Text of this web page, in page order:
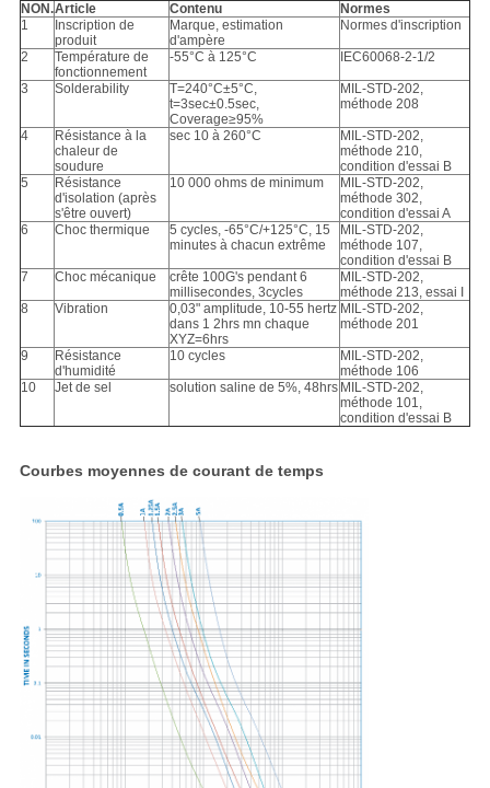
NON.Article Contenu
Normes
1
Inscription de
produit
Marque, estimation
d'ampère
Normes d'inscription
2
Température de
fonctionnement
-55°C à 125°C IEC60068-2-1/2
3 Solderability
T=240°C±5°C,
t=3sec±0.5sec,
Coverage≥95%
MIL-STD-202,
méthode 208
4
Résistance à la
chaleur de
soudure
sec 10 à 260°C
MIL-STD-202,
méthode 210,
condition d'essai B
5
Résistance
d'isolation (après
s'être ouvert)
10 000 ohms de minimum
MIL-STD-202,
méthode 302,
condition d'essai A
6
Choc thermique
5 cycles, -65°C/+125°C, 15
minutes à chacun extrême
MIL-STD-202,
méthode 107,
condition d'essai B
7
Choc mécanique
crête 100G's pendant 6
millisecondes, 3cycles
MIL-STD-202,
méthode 213, essai I
8
Vibration
0,03" amplitude, 10-55 hertz
dans 1 2hrs mn chaque
XYZ=6hrs
MIL-STD-202,
méthode 201
9
Résistance
d'humidité
10 cycles
MIL-STD-202,
méthode 106
10
Jet de sel solution saline de 5%, 48hrs MIL-STD-202,
méthode 101,
condition d'essai B
Courbes moyennes de courant de temps